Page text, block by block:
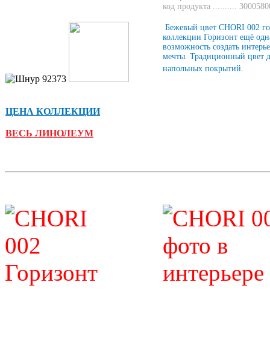
ЦЕНА КОЛЛЕКЦИИ
ВЕСЬ ЛИНОЛЕУМ
код продукта ..........
Бежевый цвет CHORI
коллекции Горизонт
возможность создать
мечты.
напольных покрытий.